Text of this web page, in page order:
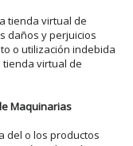
tienda virtual de
daños y perjuicios
o utilización indebida
virtual de
Maquinarias
del o los productos